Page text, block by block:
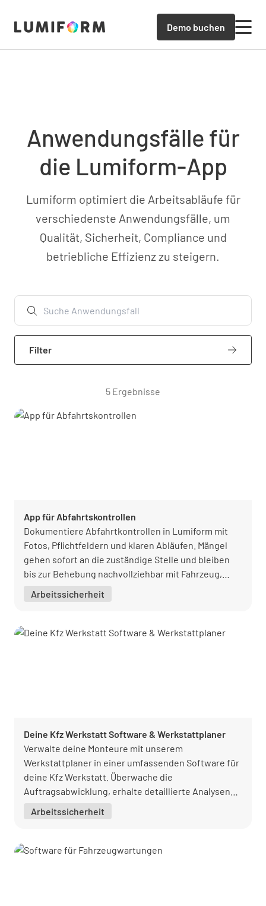
Demo buchen
Anwendungsfälle für
die Lumiform-App
Lumiform optimiert die Arbeitsabläufe für
verschiedenste Anwendungsfälle, um
Qualität, Sicherheit, Compliance und
betriebliche Effizienz zu steigern.
Filter
5 Ergebnisse
App für Abfahrtskontrollen
Dokumentiere Abfahrtkontrollen in Lumiform mit
Fotos, Pflichtfeldern und klaren Abläufen. Mängel
gehen sofort an die zuständige Stelle und bleiben
bis zur Behebung nachvollziehbar mit Fahrzeug,
Arbeitssicherheit
Deine Kfz Werkstatt Software & Werkstattplaner
Verwalte deine Monteure mit unserem
Werkstattplaner in einer umfassenden Software für
deine Kfz Werkstatt. Überwache die
Auftragsabwicklung, erhalte detaillierte Analysen
Arbeitssicherheit